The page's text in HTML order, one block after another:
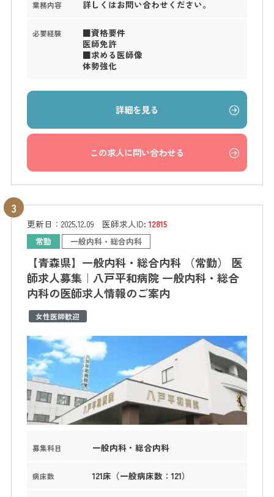
業務内容 詳しくはお問い合わせください。
必要経験
■資格要件
医師免許
■求める医師像
体勢強化
詳細を見る
この求人に問い合わせる
更新日： 2025.12.09 医師求人ID:12815
常勤 一般内科・総合内科
【青森県】一般内科・総合内科 （常勤） 医
師求人募集｜八戸平和病院 一般内科・総合
内科の医師求人情報のご案内
女性医師歓迎
募集科目 一般内科・総合内科
病床数 121床（一般病床数：121）